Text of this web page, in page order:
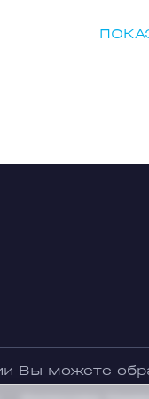
Вы можете